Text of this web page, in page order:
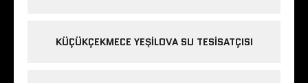
KÜÇÜKÇEKMECE YEŞILOVA SU TESISATÇISI